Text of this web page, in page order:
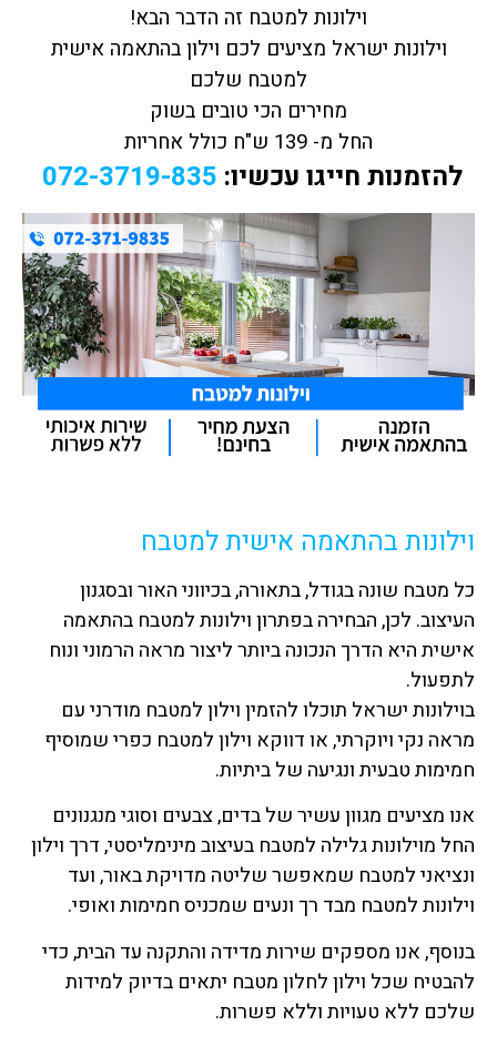
וילונות למטבח זה הדבר הבא!
וילונות ישראל מציעים לכם וילון בהתאמה אישית
למטבח שלכם
מחירים הכי טובים בשוק
החל מ- 139 ש"ח כולל אחריות
להזמנות חייגו עכשיו: 072-3719-835
וילונות בהתאמה אישית למטבח
כל מטבח שונה בגודל, בתאורה, בכיווני האור ובסגנון
העיצוב. לכן, הבחירה בפתרון וילונות למטבח בהתאמה
אישית היא הדרך הנכונה ביותר ליצור מראה הרמוני ונוח
לתפעול.
בוילונות ישראל תוכלו להזמין וילון למטבח מודרני עם
מראה נקי ויוקרתי, או דווקא וילון למטבח כפרי שמוסיף
חמימות טבעית ונגיעה של ביתיות.
אנו מציעים מגוון עשיר של בדים, צבעים וסוגי מנגנונים
החל מוילונות גלילה למטבח בעיצוב מינימליסטי, דרך וילון
ונציאני למטבח שמאפשר שליטה מדויקת באור, ועד
וילונות למטבח מבד רך ונעים שמכניס חמימות ואופי.
בנוסף, אנו מספקים שירות מדידה והתקנה עד הבית, כדי
להבטיח שכל וילון לחלון מטבח יתאים בדיוק למידות
שלכם ללא טעויות וללא פשרות.